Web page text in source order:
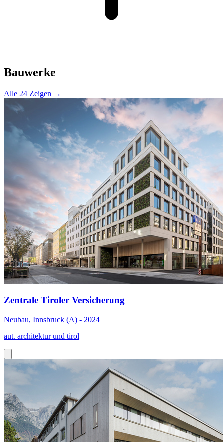
Bauwerke
Alle 24 Zeigen →
Zentrale Tiroler Versicherung
Neubau, Innsbruck (A) - 2024
aut. architektur und tirol